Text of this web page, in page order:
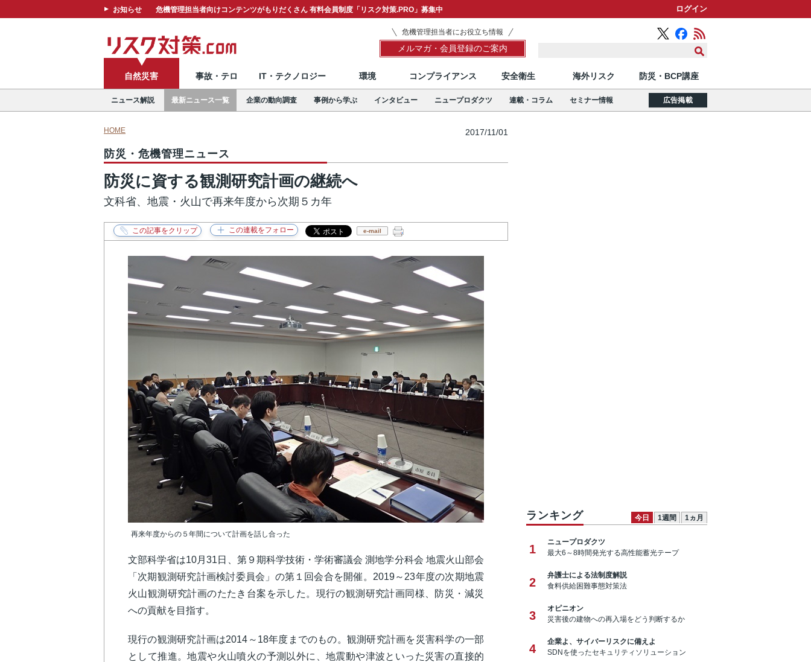
お知らせ 危機管理担当者向けコンテンツがもりだくさん 有料会員制度「リスク対策.PRO」募集中 ログイン
危機管理担当者にお役立ち情報
メルマガ・会員登録のご案内
自然災害 事故・テロ IT・テクノロジー 環境 コンプライアンス 安全衛生 海外リスク 防災・BCP講座
ニュース解説 最新ニュース一覧 企業の動向調査 事例から学ぶ インタビュー ニュープロダクツ 連載・コラム セミナー情報 広告掲載
HOME 2017/11/01
防災・危機管理ニュース
防災に資する観測研究計画の継続へ
文科省、地震・火山で再来年度から次期５カ年
e-mail
再来年度からの５年間について計画を話し合った
文部科学省は10月31日、第９期科学技術・学術審議会 測地学分科会 地震火山部会
「次期観測研究計画検討委員会」の第１回会合を開催。2019～23年度の次期地震
火山観測研究計画のたたき台案を示した。現行の観測研究計画同様、防災・減災
への貢献を目指す。
現行の観測研究計画は2014～18年度までのもの。観測研究計画を災害科学の一部
として推進。地震や火山噴火の予測以外に、地震動や津波といった災害の直接的
ランキング 今日 1週間 1ヵ月
1
ニュープロダクツ
最大6～8時間発光する高性能蓄光テープ
2
弁護士による法制度解説
食料供給困難事態対策法
3
オピニオン
災害後の建物への再入場をどう判断するか
4
企業よ、サイバーリスクに備えよ
SDNを使ったセキュリティソリューション